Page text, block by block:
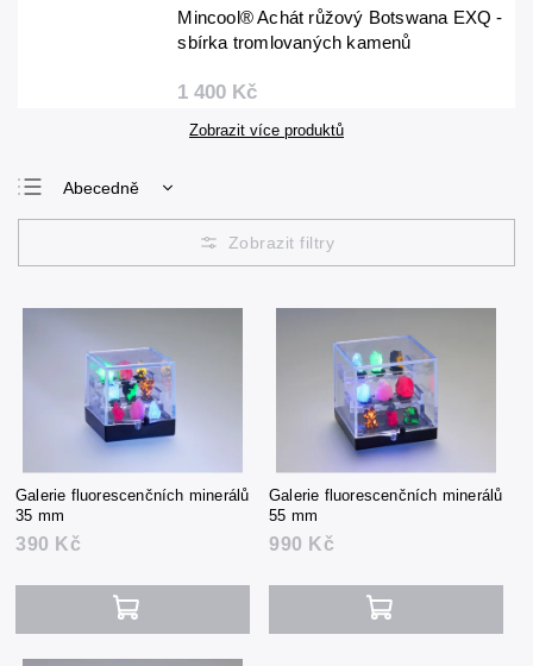
Mincool® Achát růžový Botswana EXQ -
sbírka tromlovaných kamenů
1 400 Kč
Zobrazit více produktů
Abecedně
Nejlevnější
Nejdražší
Galerie fluorescenčních minerálů
35 mm
390 Kč
Galerie fluorescenčních minerálů
55 mm
990 Kč